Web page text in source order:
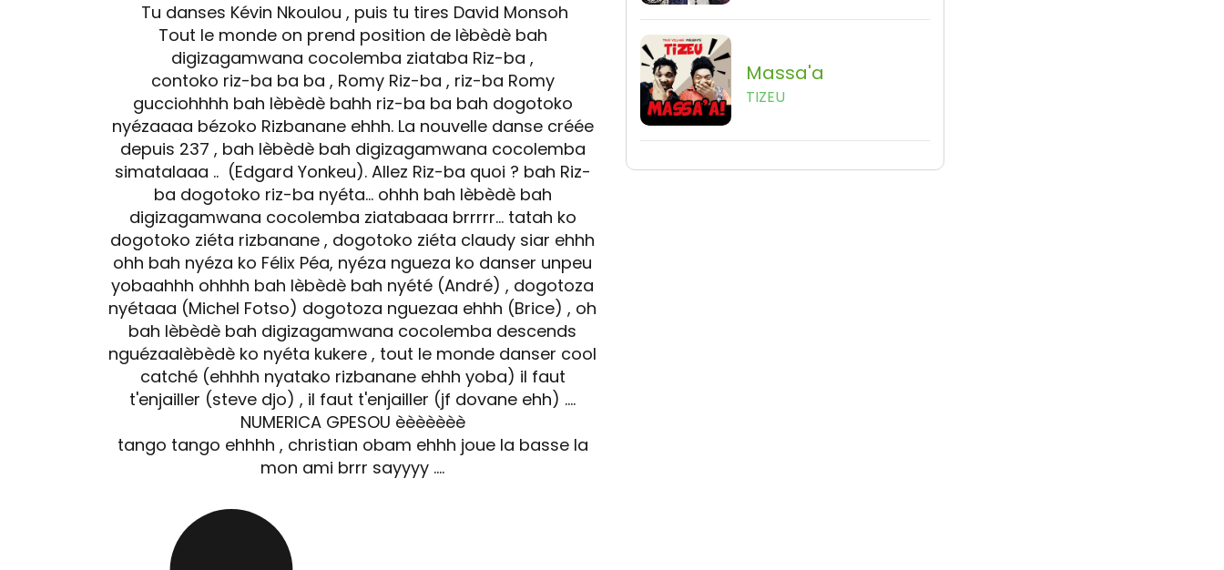
Tu danses Kévin Nkoulou , puis tu tires David Monsoh
Tout le monde on prend position de lèbèdè bah
digizagamwana cocolemba ziataba Riz-ba ,
contoko riz-ba ba ba , Romy Riz-ba , riz-ba Romy
gucciohhhh bah lèbèdè bahh riz-ba ba bah dogotoko
nyézaaaa bézoko Rizbanane ehhh. La nouvelle danse créée
depuis 237 , bah lèbèdè bah digizagamwana cocolemba
simatalaaa .. (Edgard Yonkeu). Allez Riz-ba quoi ? bah Riz-
ba dogotoko riz-ba nyéta... ohhh bah lèbèdè bah
digizagamwana cocolemba ziatabaaa brrrrr... tatah ko
dogotoko ziéta rizbanane , dogotoko ziéta claudy siar ehhh
ohh bah nyéza ko Félix Péa, nyéza ngueza ko danser unpeu
yobaahhh ohhhh bah lèbèdè bah nyété (André) , dogotoza
nyétaaa (Michel Fotso) dogotoza nguezaa ehhh (Brice) , oh
bah lèbèdè bah digizagamwana cocolemba descends
nguézaalèbèdè ko nyéta kukere , tout le monde danser cool
catché (ehhhh nyatako rizbanane ehhh yoba) il faut
t'enjailler (steve djo) , il faut t'enjailler (jf dovane ehh) ....
NUMERICA GPESOU èèèèèèè
tango tango ehhhh , christian obam ehhh joue la basse la
mon ami brrr sayyyy ....
Massa'a
TIZEU